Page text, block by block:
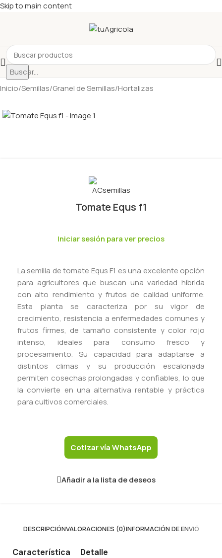
Skip to main content
Buscar...
Inicio/Semillas/Granel de Semillas/Hortalizas
Tomate Equs f1
Iniciar sesión para ver precios
La semilla de tomate Equs F1 es una excelente opción
para agricultores que buscan una variedad híbrida
con alto rendimiento y frutos de calidad uniforme.
Esta planta se caracteriza por su vigor de
crecimiento, resistencia a enfermedades comunes y
frutos firmes, de tamaño consistente y color rojo
intenso, ideales para consumo fresco y
procesamiento. Su capacidad para adaptarse a
distintos climas y su producción escalonada
permiten cosechas prolongadas y confiables, lo que
la convierte en una alternativa rentable y práctica
para cultivos comerciales.
Cotizar vía WhatsApp
Añadir a la lista de deseos
DESCRIPCIÓNVALORACIONES (0)INFORMACIÓN DE ENVIÓ
Característica Detalle